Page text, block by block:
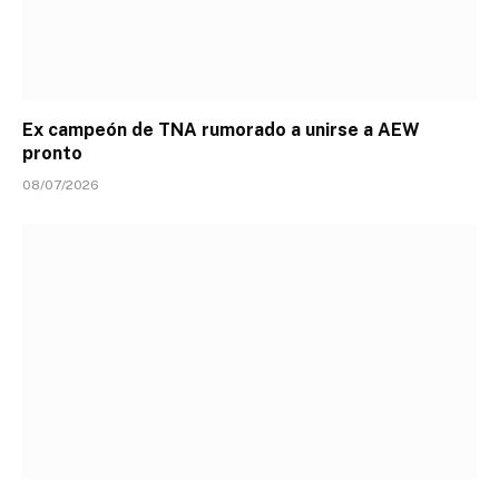
Ex campeón de TNA rumorado a unirse a AEW
pronto
08/07/2026